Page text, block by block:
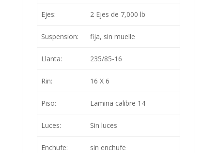
Ejes: 2 Ejes de 7,000 lb
Suspension: fija, sin muelle
Llanta: 235/85-16
Rin: 16 X 6
Piso: Lamina calibre 14
Luces: Sin luces
Enchufe: sin enchufe